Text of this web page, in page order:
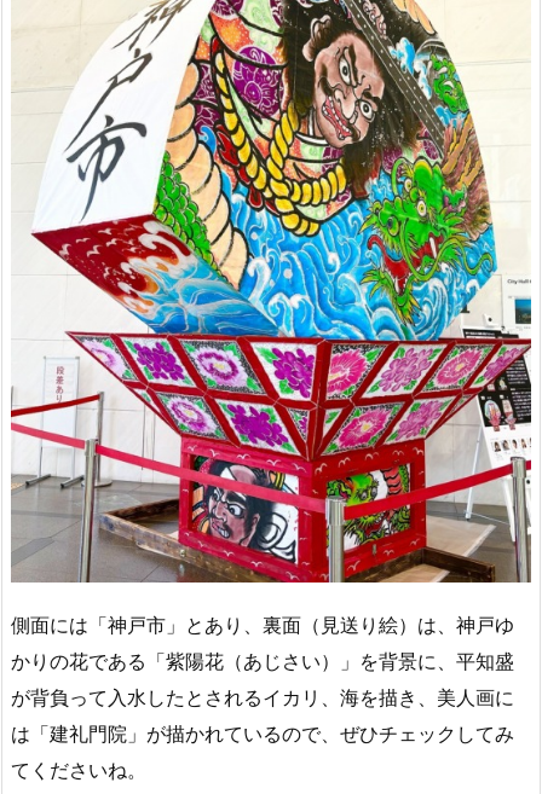
側面には「神戸市」とあり、裏面（見送り絵）は、神戸ゆ
かりの花である「紫陽花（あじさい）」を背景に、平知盛
が背負って入水したとされるイカリ、海を描き、美人画に
は「建礼門院」が描かれているので、ぜひチェックしてみ
てくださいね。